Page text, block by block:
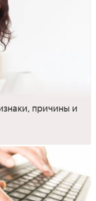
причины и